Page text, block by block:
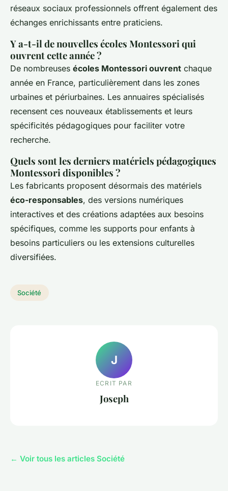
réseaux sociaux professionnels offrent également des
échanges enrichissants entre praticiens.
Y a-t-il de nouvelles écoles Montessori qui
ouvrent cette année ?
De nombreuses écoles Montessori ouvrent chaque
année en France, particulièrement dans les zones
urbaines et périurbaines. Les annuaires spécialisés
recensent ces nouveaux établissements et leurs
spécificités pédagogiques pour faciliter votre
recherche.
Quels sont les derniers matériels pédagogiques
Montessori disponibles ?
Les fabricants proposent désormais des matériels
éco-responsables, des versions numériques
interactives et des créations adaptées aux besoins
spécifiques, comme les supports pour enfants à
besoins particuliers ou les extensions culturelles
diversifiées.
Société
J
ECRIT PAR
Joseph
← Voir tous les articles Société